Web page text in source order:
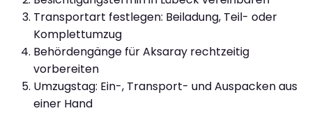
Transportart festlegen: Beiladung, Teil- oder
Komplettumzug
Behördengänge für Aksaray rechtzeitig
vorbereiten
Umzugstag: Ein-, Transport- und Auspacken aus
einer Hand